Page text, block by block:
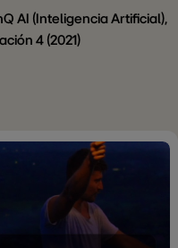
Sesión
Menu
AI (Inteligencia Artificial),
4 (2021)